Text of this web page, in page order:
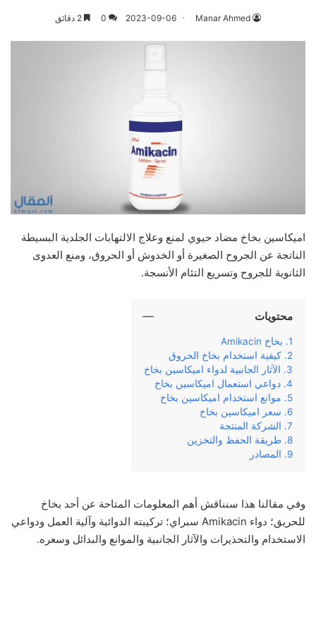
Manar Ahmed
2023-09-06
0
اميكاسين بخاخ مضاد حيوي لمنع وعلاج الالتهابات الجلدية البسيطة
الناتجة عن الجروح الصغيرة أو الخدوش أو الحروق، ومنع العدوى
الثانوية للجروح وتسريع التئام الأنسجة.
محتويات
بخاخ Amikacin
كيفية استخدام بخاخ الحروق
الآثار الجانبية لدواء اميكاسين بخاخ
دواعي استعمال اميكاسين بخاخ
موانع استخدام اميكاسين بخاخ
سعر اميكاسين بخاخ
الشركة المنتجة
طريقة الحفظ والتخزين
المصادر
وفي مقالنا هذا سنناقش أهم المعلومات المتاحة عن أحد بخاخ
للحريق؛ دواء Amikacin سبراي؛ تركيبته الدوائية وآلية العمل ودواعي
الاستخدام والتحذيرات والآثار الجانبية والموانع والبدائل وسعره.